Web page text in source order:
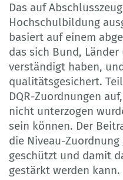
Das auf
Hochschulbildung
basiert auf einem
das sich Bund,
verständigt haben,
qualitätsgesichert.
DQR-Zuordnungen
nicht unterzogen
sein können. Der
die Niveau-
geschützt und damit
gestärkt werden kann.